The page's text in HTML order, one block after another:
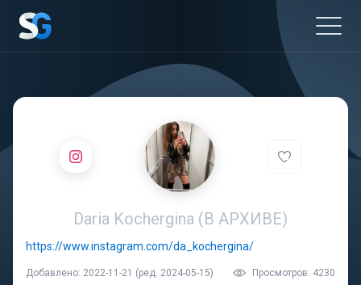
Daria Kochergina (В АРХИВЕ)
https://www.instagram.com/da_kochergina/
Добавлено: 2022-11-21 (ред. 2024-05-15) Просмотров: 4230